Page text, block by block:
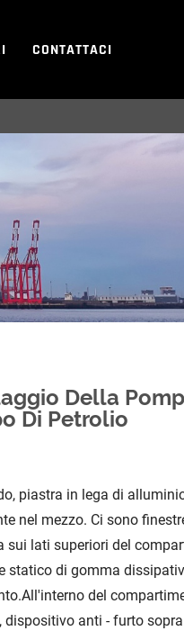
CONTATTACI
Della
Di Petrolio
piastra in lega di
nel mezzo. Ci sono
lati superiori del
statico di gomma
All'interno del
anti - furto